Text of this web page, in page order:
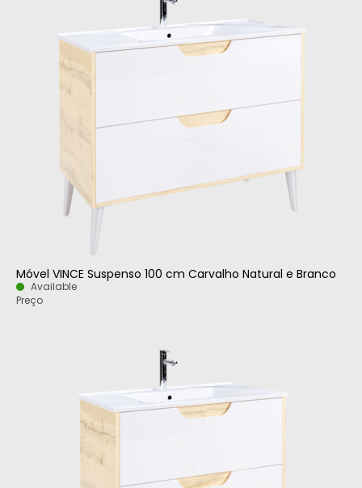
Móvel VINCE Suspenso 100 cm Carvalho Natural e Branco
Available
Preço